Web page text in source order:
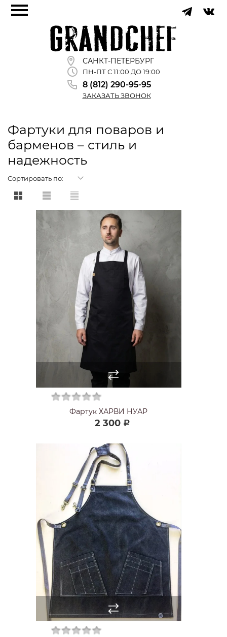
САНКТ-ПЕТЕРБУРГ
ПН-ПТ С 11:00 ДО 19:00
8 (812) 290-95-95
ЗАКАЗАТЬ ЗВОНОК
Фартуки для поваров и
барменов – стиль и
надежность
Сортировать по:
Фартук ХАРВИ НУАР
2 300 Р